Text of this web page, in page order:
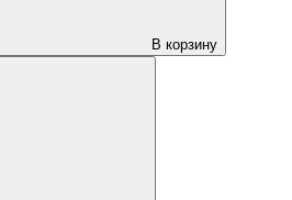
В корзину